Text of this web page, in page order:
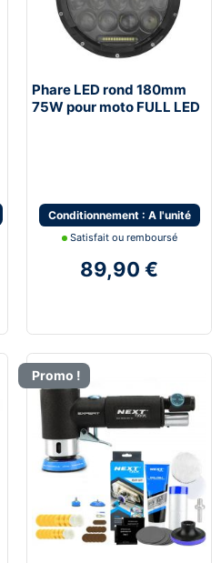
Phare LED rond 180mm
75W pour moto FULL LED
Conditionnement : A l'unité
Satisfait ou remboursé
89,90 €
Promo !